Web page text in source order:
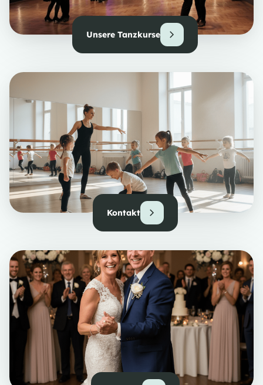
Unsere Tanzkurse
Kontakt